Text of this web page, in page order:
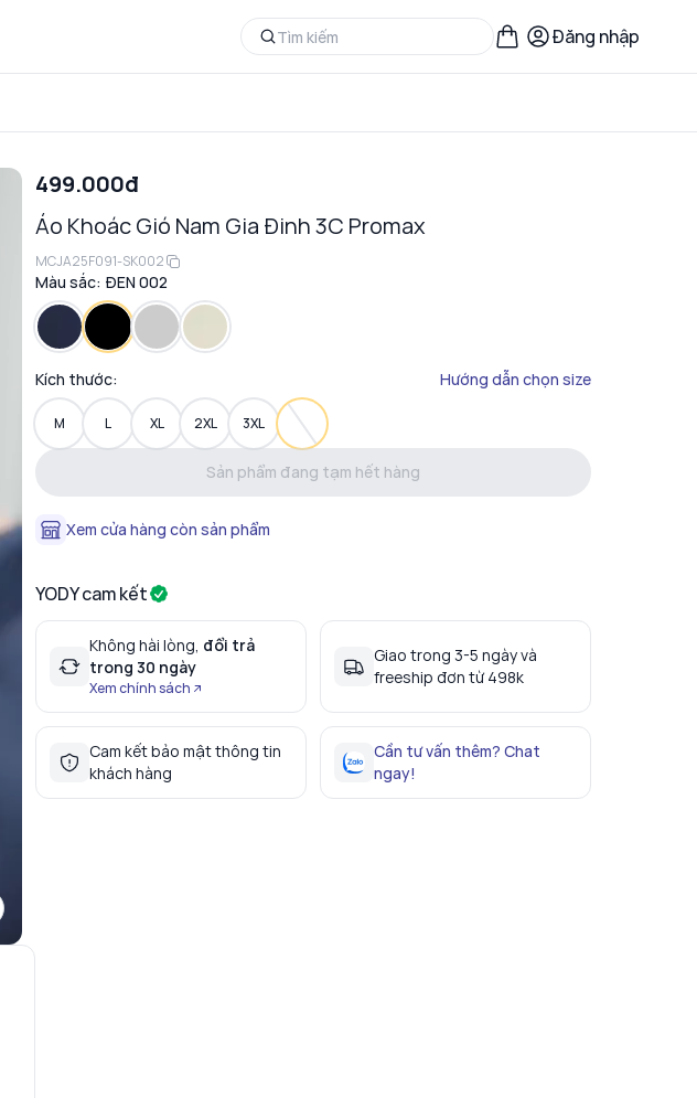
Đăng nhập
499.000đ
Áo Khoác Gió Nam Gia Đinh 3C Promax
MCJA25F091-SK002
Màu sắc: ĐEN 002
Kích thước: Hướng dẫn chọn size
M L XL 2XL 3XL
Sản phẩm đang tạm hết hàng
Xem cửa hàng còn sản phẩm
YODY cam kết
Không hài lòng, đổi trả
trong 30 ngày
Xem chính sách
Giao trong 3-5 ngày và
freeship đơn từ 498k
Cam kết bảo mật thông tin
khách hàng
Cần tư vấn thêm? Chat
ngay!